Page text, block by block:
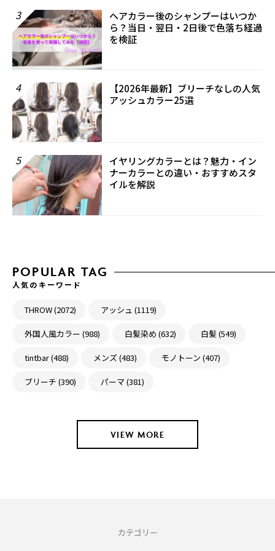
3
ヘアカラー後のシャンプーはいつか
ら？当日・翌日・2日後で色落ち経過
を検証
4
【2026年最新】ブリーチなしの人気
アッシュカラー25選
5
イヤリングカラーとは？魅力・イン
ナーカラーとの違い・おすすめスタ
イルを解説
POPULAR TAG
人気のキーワード
THROW (2072) アッシュ (1119)
外国人風カラー (988) 白髪染め (632) 白髪 (549)
tintbar (488) メンズ (483) モノトーン (407)
ブリーチ (390) パーマ (381)
VIEW MORE
カテゴリー